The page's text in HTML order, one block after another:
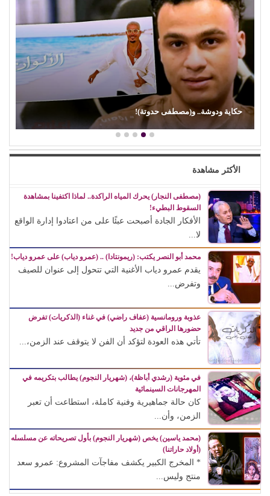
حكاية ودوشة.. و(مصطفى حدوتة)!
الأكثر مشاهدة
(مصطفى النجار) يحرك المياه الراكدة.. لماذا اكتفينا بمشاهدة
السقوط البطيء!
الأفكار الجادة أصبحت عبئًا على من اعتادوا إدارة الواقع
لا...
محمد أبو النصر يكتب: (ريمونتادا) .. (عمرو دياب) على عمرو دياب!
يقدم عمرو دياب الأغنية التي تتحول إلى عنوان للصيف
وتفرض...
عذوبة ورومانسية (عفاف راضي) في غناء (الذكريات) تفرض
حضورها الراقي من جديد
تأتي هذه العودة لتؤكد أن الفن لا يتوقف عند الزمن،...
في مئوية (رشدي أباظة)، (شهريار النجوم) يطالب بتكريمه في
المهرجانات السينمائية
كان حالة جماهيرية وفنية كاملة، استطاعت أن تعبر
الزمن، وأن...
(محمد ياسين) يخص (شهريار النجوم) بأول تصريحاته عن مسلسله
(أولاد حاراتنا)
* المخرج الكبير يكشف مفاجآت المشروع: عمرو سعد
منتج وليس...